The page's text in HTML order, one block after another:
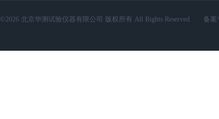
©2026 北京华测试验仪器有限公司 版权所有 All Rights Reserved. 备案